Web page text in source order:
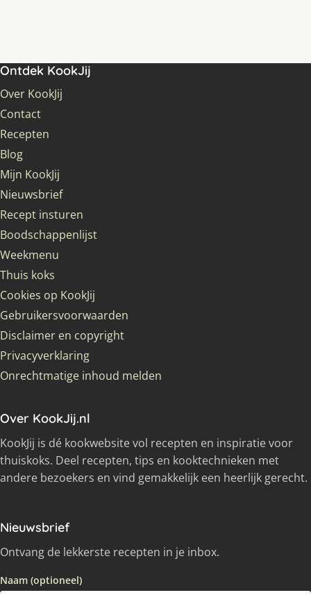
Ontdek KookJij
Over KookJij
Contact
Recepten
Blog
Mijn KookJij
Nieuwsbrief
Recept insturen
Boodschappenlijst
Weekmenu
Thuis koks
Cookies op KookJij
Gebruikersvoorwaarden
Disclaimer en copyright
Privacyverklaring
Onrechtmatige inhoud melden
Over KookJij.nl
KookJij is dé kookwebsite vol recepten en inspiratie voor
thuiskoks. Deel recepten, tips en kooktechnieken met
andere bezoekers en vind gemakkelijk een heerlijk gerecht.
Nieuwsbrief
Ontvang de lekkerste recepten in je inbox.
Naam (optioneel)